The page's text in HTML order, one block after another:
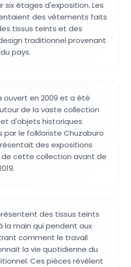
six étages d'exposition. Les
des vêtements faits
tissus teints et des
traditionnel provenant
pays.
ouvert en 2009 et a été
de la vaste collection
d'objets historiques
par le folkloriste Chuzaburo
des expositions
cette collection avant de
des tissus teints
la main qui pendent aux
comment le travail
la vie quotidienne du
Ces pièces révèlent